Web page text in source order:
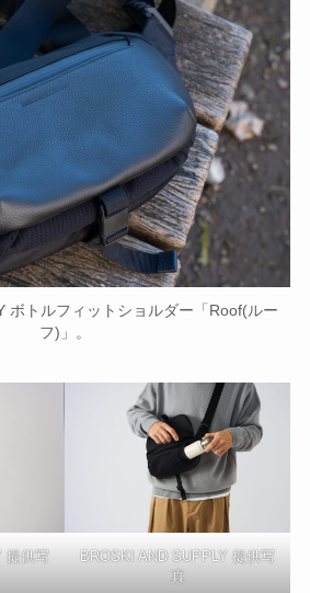
ボトルフィットショルダー「Roof(ルー
フ)」。
提供写
BROSKI AND SUPPLY 提供写
真